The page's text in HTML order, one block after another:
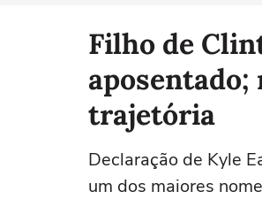
Filho de
trajetória
Declaração de Kyle
um dos maiores